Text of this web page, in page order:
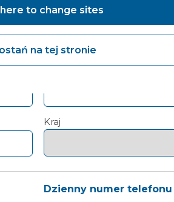
Województwo / Stan /
Kraj
Dzienny numer telefonu
to change sites
na tej stronie